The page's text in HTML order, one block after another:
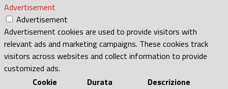
Advertisement
Advertisement
Advertisement cookies are used to provide visitors with
relevant ads and marketing campaigns. These cookies track
visitors across websites and collect information to provide
customized ads.
Cookie
Durata Descrizione